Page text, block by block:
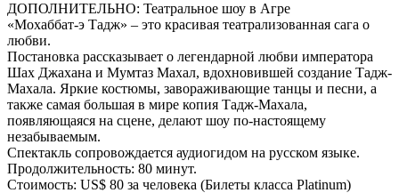
ДОПОЛНИТЕЛЬНО: Театральное шоу в Агре
«Мохаббат-э Тадж» – это красивая театрализованная сага о
любви.
Постановка рассказывает о легендарной любви императора
Шах Джахана и Мумтаз Махал, вдохновившей создание Тадж-
Махала. Яркие костюмы, завораживающие танцы и песни, а
также самая большая в мире копия Тадж-Махала,
появляющаяся на сцене, делают шоу по-настоящему
незабываемым.
Спектакль сопровождается аудиогидом на русском языке.
Продолжительность: 80 минут.
Стоимость: US$ 80 за человека (Билеты класса Platinum)